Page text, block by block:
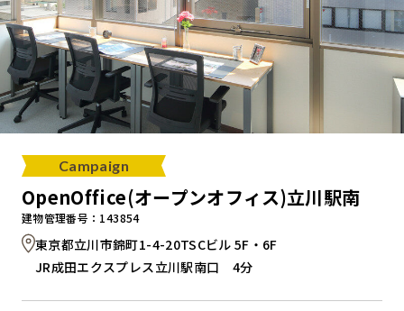
Campaign
OpenOffice(オープンオフィス)立川駅南
建物管理番号：143854
東京都立川市錦町1-4-20TSCビル 5F・6F
JR成田エクスプレス立川駅南口 4分